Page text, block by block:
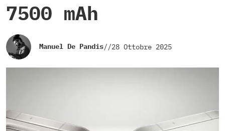
7500 mAh
Manuel De Pandis//28 Ottobre 2025